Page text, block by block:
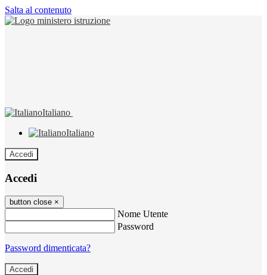
Salta al contenuto
Italiano
Italiano
Accedi
Accedi
button close ×
Nome Utente
Password
Password dimenticata?